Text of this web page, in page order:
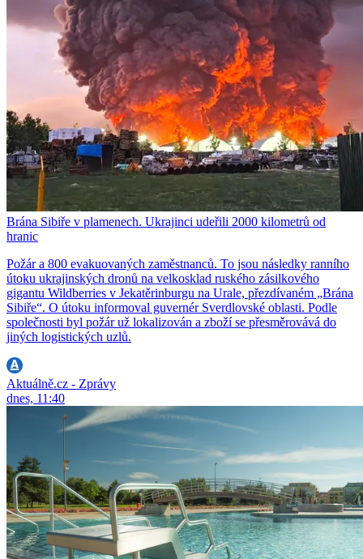
Brána Sibiře v plamenech. Ukrajinci udeřili 2000 kilometrů od
hranic
Požár a 800 evakuovaných zaměstnanců. To jsou následky ranního
útoku ukrajinských dronů na velkosklad ruského zásilkového
gigantu Wildberries v Jekatěrinburgu na Urale, přezdívaném „Brána
Sibiře“. O útoku informoval guvernér Sverdlovské oblasti. Podle
společnosti byl požár už lokalizován a zboží se přesměrovává do
jiných logistických uzlů.
Aktuálně.cz - Zprávy
dnes, 11:40